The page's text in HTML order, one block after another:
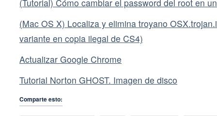
(Tutorial) Cómo cambiar el password del root en
(Mac OS X) Localiza y elimina troyano
variante en copia ilegal de CS4)
Actualizar Google Chrome
Tutorial Norton GHOST. Imagen de disco
Comparte esto: